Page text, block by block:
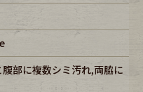
部に複数シミ汚れ,両脇に